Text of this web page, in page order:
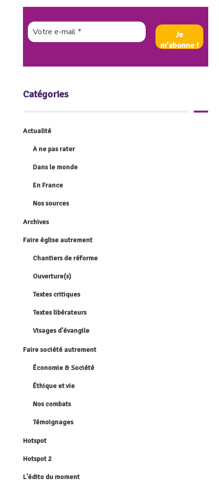
Catégories
Actualité
À ne pas rater
Dans le monde
En France
Nos sources
Archives
Faire église autrement
Chantiers de réforme
Ouverture(s)
Textes critiques
Textes libérateurs
Visages d'évangile
Faire société autrement
Économie & Société
Éthique et vie
Nos combats
Témoignages
Hotspot
Hotspot 2
L'édito du moment